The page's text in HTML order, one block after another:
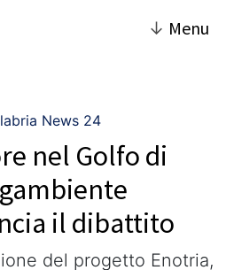
↓ Menu
News 24
nel Golfo di
il dibattito
del progetto Enotria,